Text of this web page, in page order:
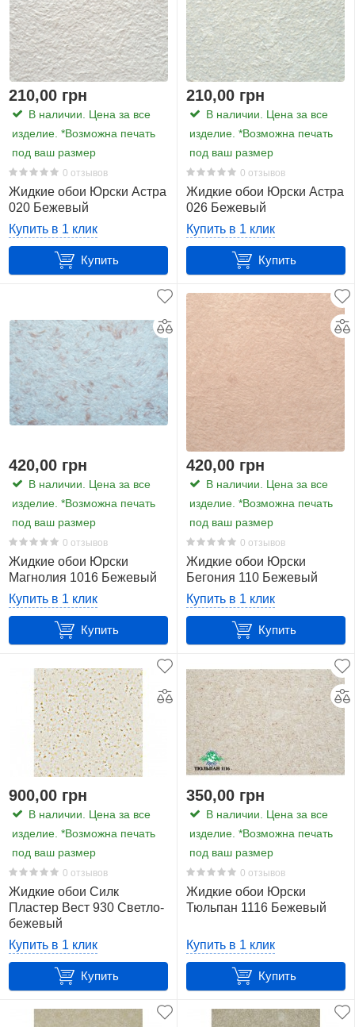
210,00 грн
В наличии. Цена за все
изделие. *Возможна печать
под ваш размер
0 отзывов
Жидкие обои Юрски Астра
020 Бежевый
Купить в 1 клик
Купить
210,00 грн
В наличии. Цена за все
изделие. *Возможна печать
под ваш размер
0 отзывов
Жидкие обои Юрски Астра
026 Бежевый
Купить в 1 клик
Купить
420,00 грн
В наличии. Цена за все
изделие. *Возможна печать
под ваш размер
0 отзывов
Жидкие обои Юрски
Магнолия 1016 Бежевый
Купить в 1 клик
Купить
420,00 грн
В наличии. Цена за все
изделие. *Возможна печать
под ваш размер
0 отзывов
Жидкие обои Юрски
Бегония 110 Бежевый
Купить в 1 клик
Купить
900,00 грн
В наличии. Цена за все
изделие. *Возможна печать
под ваш размер
0 отзывов
Жидкие обои Силк
Пластер Вест 930 Светло-
бежевый
Купить в 1 клик
Купить
350,00 грн
В наличии. Цена за все
изделие. *Возможна печать
под ваш размер
0 отзывов
Жидкие обои Юрски
Тюльпан 1116 Бежевый
Купить в 1 клик
Купить